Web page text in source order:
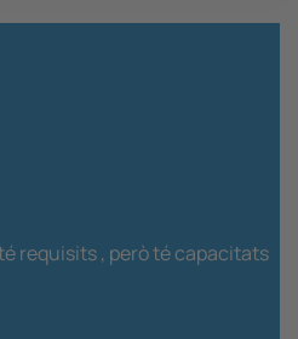
requisits , però té capacitats